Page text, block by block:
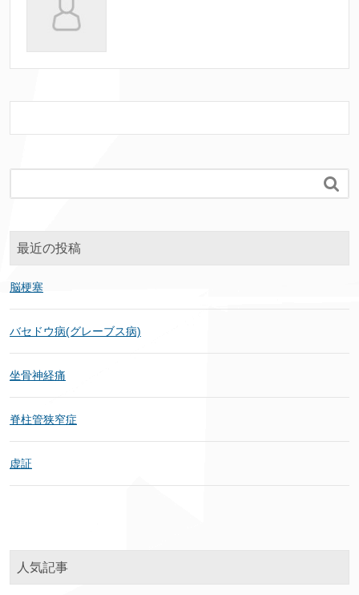

最近の投稿
脳梗塞
バセドウ病(グレーブス病)
坐骨神経痛
脊柱管狭窄症
虚証
人気記事